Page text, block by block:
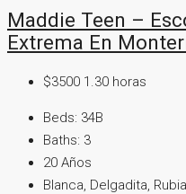
Maddie Teen –
Extrema En
$3500 1.30 horas
Beds: 34B
Baths: 3
20 Años
Blanca, Delgadita,